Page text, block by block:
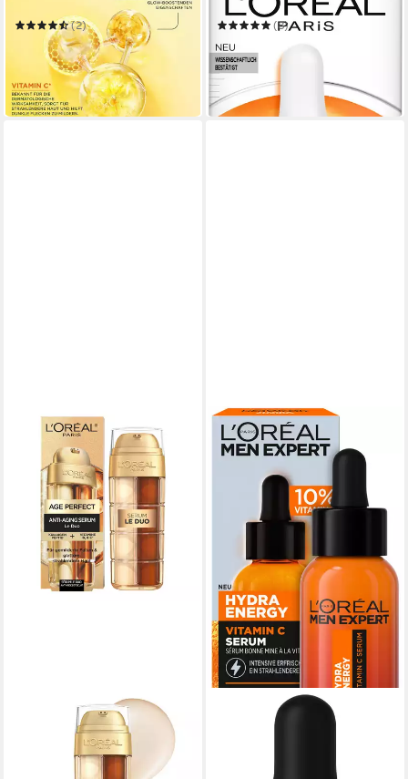
Haut und dunkle Flecken
(2)
23,90 € UVP29,90 €
(478,00 €/ 1 l)
-20%
in 6-7 Werktagen bei dir
(8)
19,99 €
(666,33 €/ 1 l)
in 1-2 Werktagen bei dir